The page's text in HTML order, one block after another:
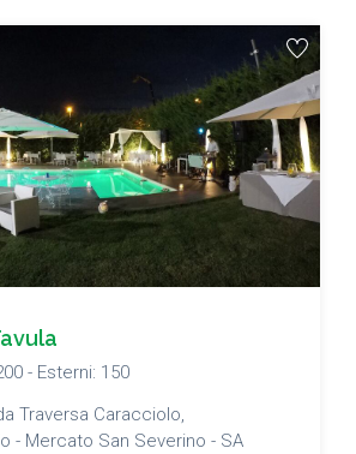
- Esterni: 150
Traversa Caracciolo,
- Mercato San Severino - SA